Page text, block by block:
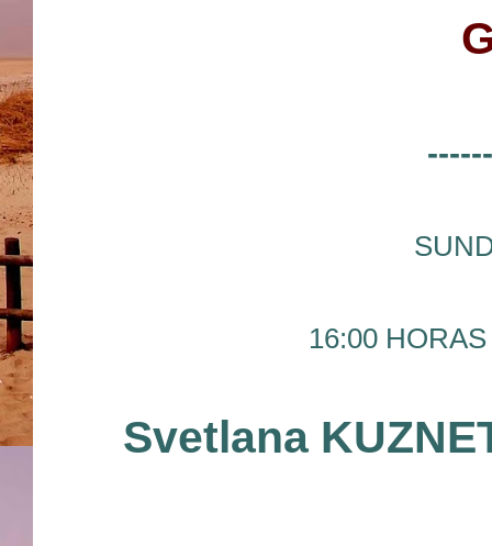
16:00
Svetlana